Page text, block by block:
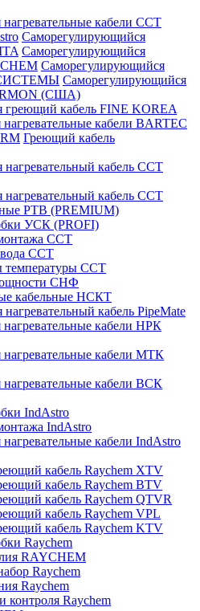
кабели ССТ
Саморегулирующийся
Саморегулирующийся
Саморегулирующийся
Саморегулирующийся
(США)
греющий кабель FINE KOREA
кабели BARTEC
Греющий кабель
кабель ССТ
кабель ССТ
РТВ (PREMIUM)
УСК (PROFI)
ССТ
ССТ
температуры ССТ
СНФ
кабельные НСКТ
кабель PipeMate
кабели НРК
кабели МТК
кабели ВСК
IndAstro
IndAstro
кабели IndAstro
кабель Raychem XTV
кабель Raychem BTV
кабель Raychem QTVR
кабель Raychem VPL
кабель Raychem KTV
Raychem
RAYCHEM
Raychem
Raychem
контроля Raychem